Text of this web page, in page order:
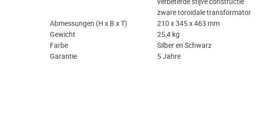
​zware toroïdale transformator
Abmessungen (H x B x T)
210 x 345 x 463 mm
Gewicht
25,4 kg
Farbe
Silber en Schwarz
Garantie
5 Jahre